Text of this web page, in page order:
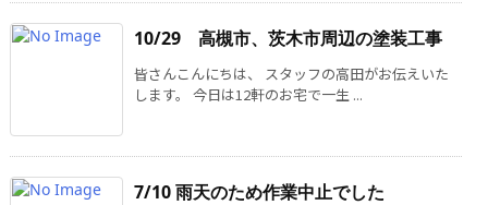
10/29 高槻市、茨木市周辺の塗装工事
皆さんこんにちは、 スタッフの高田がお伝えいた
します。 今日は12軒のお宅で一生 ...
7/10 雨天のため作業中止でした